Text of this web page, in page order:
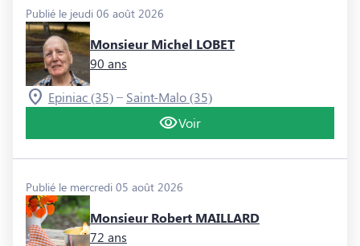
Publié le jeudi 06 août 2026
Monsieur Michel LOBET
90 ans
Epiniac (35)– Saint-Malo (35)
Voir
Publié le mercredi 05 août 2026
Monsieur Robert MAILLARD
72 ans